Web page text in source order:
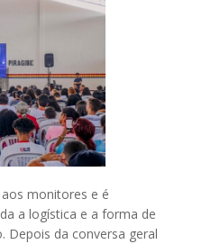
monitores e é
a logística e a forma de
da conversa geral